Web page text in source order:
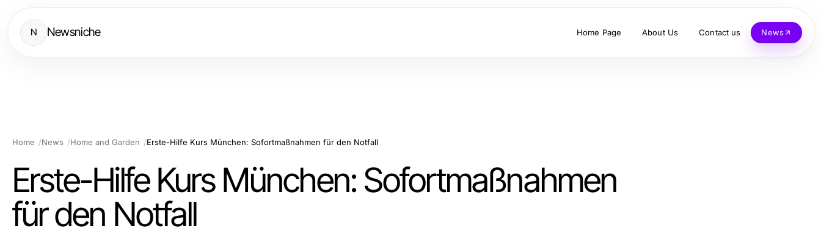
N Newsniche Home Page About Us Contact us News
Home News Home and Garden Erste-Hilfe Kurs München: Sofortmaßnahmen für den Notfall
Erste-Hilfe Kurs München: Sofortmaßnahmen
für den Notfall